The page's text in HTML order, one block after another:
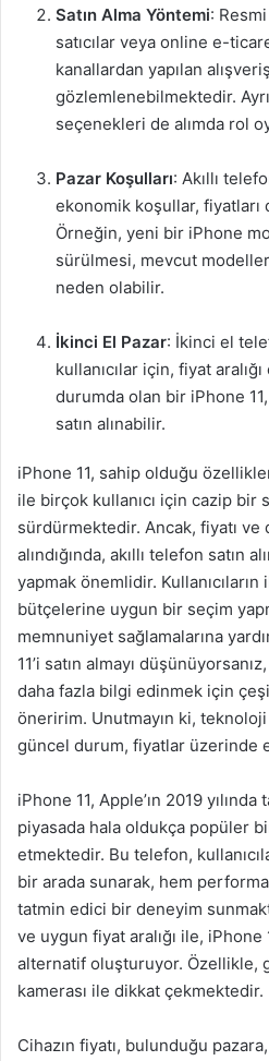
Satın Alma Yöntemi:
satıcılar veya online e-
kanallardan yapılan
gözlemlenebilmektedir.
seçenekleri de alımda rol
Pazar Koşulları: Akıllı
ekonomik koşullar,
Örneğin, yeni bir iPhone
sürülmesi, mevcut
neden olabilir.
İkinci El Pazar: İkinci el
kullanıcılar için, fiyat
durumda olan bir iPhone
satın alınabilir.
iPhone 11, sahip olduğu
ile birçok kullanıcı için cazip bir
sürdürmektedir. Ancak, fiyatı
alındığında, akıllı telefon satın
yapmak önemlidir. Kullanıcıların
bütçelerine uygun bir seçim
memnuniyet sağlamalarına
11’i satın almayı
daha fazla bilgi edinmek için
öneririm. Unutmayın ki,
güncel durum, fiyatlar üzerinde
iPhone 11, Apple’ın 2019
piyasada hala oldukça popüler
etmektedir. Bu telefon,
bir arada sunarak, hem
tatmin edici bir deneyim
ve uygun fiyat aralığı ile,
alternatif oluşturuyor. Özellikle,
kamerası ile dikkat çekmektedir.
Cihazın fiyatı, bulunduğu